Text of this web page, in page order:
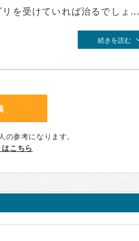
を受けていれば治るでしょ...
続きを読む
の参考になります。
こちら